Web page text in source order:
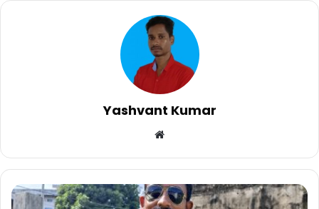
Yashvant Kumar
सूरभि
पार्क